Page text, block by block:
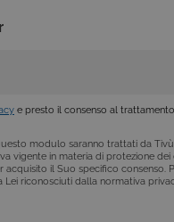
e presto il consenso al
modulo saranno trattati da Tivù
vigente in materia di protezione
il Suo specifico consenso.
riconosciuti dalla normativa